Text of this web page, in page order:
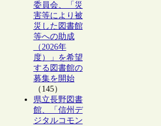
委員会、「災
害等により被
災した図書館
等への助成
（2026年
度）」を希望
する図書館の
募集を開始
（145）
県立長野図書
館、「信州デ
ジタルコモン